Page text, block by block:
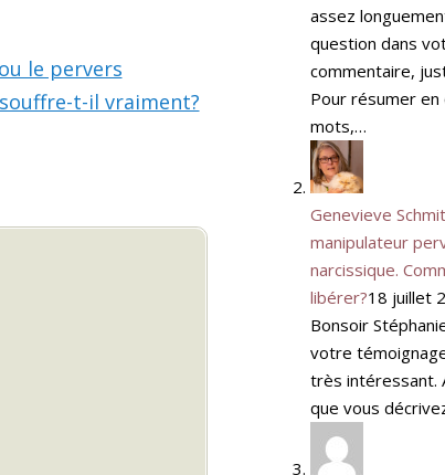
le pervers
t-il vraiment?
assez
question dans
commentaire,
Pour résumer en
mots,…
Genevieve Schmit
manipulateur
narcissique.
libérer?18 juillet
Bonsoir
votre
très intéressant.
que vous